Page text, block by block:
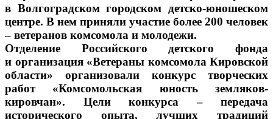
в Волгоградском городском детско-юношеском
центре. В нем приняли участие более 200 человек
– ветеранов комсомола и молодежи.
Отделение Российского детского фонда
и организация «Ветераны комсомола Кировской
области» организовали конкурс творческих
работ «Комсомольская юность земляков-
кировчан». Цели конкурса – передача
исторического опыта, лучших традиций